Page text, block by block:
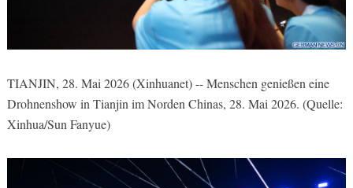
TIANJIN, 28. Mai 2026 (Xinhuanet) -- Menschen genießen eine
Drohnenshow in Tianjin im Norden Chinas, 28. Mai 2026. (Quelle:
Xinhua/Sun Fanyue)